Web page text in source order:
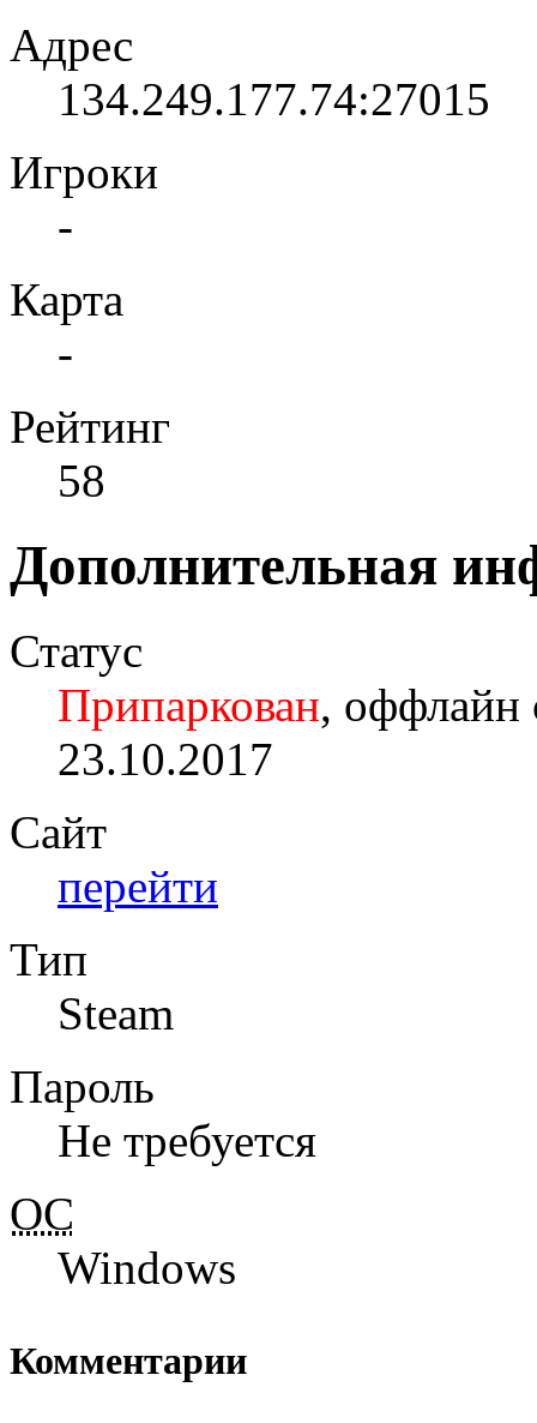
Адрес
134.249.177.74:27015
Игроки
-
Карта
-
Рейтинг
58
Дополнительная
Статус
Припаркован, оффлайн
23.10.2017
Сайт
перейти
Тип
Steam
Пароль
Не требуется
ОС
Windows
Комментарии